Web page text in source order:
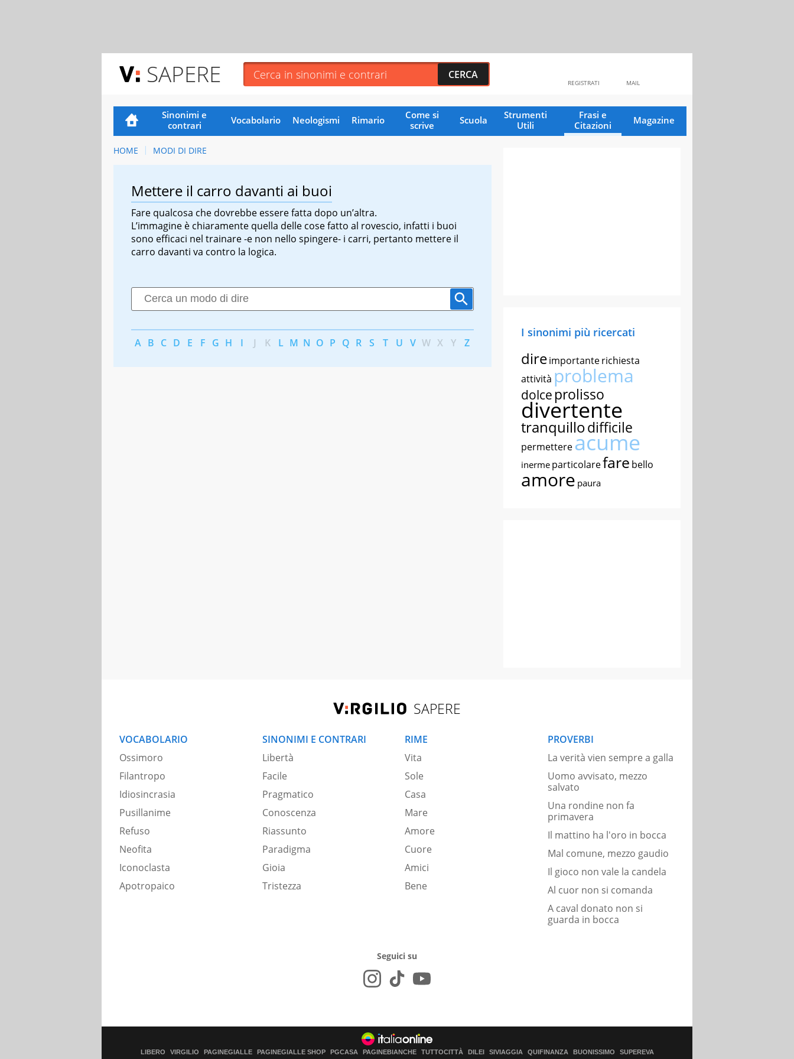
SAPERE MAIL
REGISTRATI
Sinonimi e
contrari
Vocabolario Neologismi Rimario
Come si
scrive
Scuola
Strumenti
Utili
Frasi e
Citazioni
Magazine
HOME MODI DI DIRE
Mettere il carro davanti ai buoi
Fare qualcosa che dovrebbe essere fatta dopo un’altra.
L’immagine è chiaramente quella delle cose fatto al rovescio, infatti i buoi
sono efficaci nel trainare -e non nello spingere- i carri, pertanto mettere il
carro davanti va contro la logica.
A B C D E F G H I J K L M N O P Q R S T U V W X Y Z
I sinonimi più ricercati
direimportanterichiesta
attività problema
dolce prolisso
divertente
tranquillodifficile
permettereacume
inerme particolarefare bello
amore paura
SAPERE
VOCABOLARIO
Ossimoro
Filantropo
Idiosincrasia
Pusillanime
Refuso
Neofita
Iconoclasta
Apotropaico
SINONIMI E CONTRARI
Libertà
Facile
Pragmatico
Conoscenza
Riassunto
Paradigma
Gioia
Tristezza
RIME
Vita
Sole
Casa
Mare
Amore
Cuore
Amici
Bene
PROVERBI
La verità vien sempre a galla
Uomo avvisato, mezzo
salvato
Una rondine non fa
primavera
Il mattino ha l'oro in bocca
Mal comune, mezzo gaudio
Il gioco non vale la candela
Al cuor non si comanda
A caval donato non si
guarda in bocca
Seguici su
LIBERO VIRGILIO PAGINEGIALLE PAGINEGIALLE SHOP PGCASA PAGINEBIANCHE TUTTOCITTÀ DILEI SIVIAGGIA QUIFINANZA BUONISSIMO SUPEREVA